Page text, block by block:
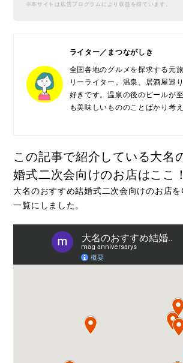
※本サイトは広告プログラムにより収益を得ています。
ライター／まつながしき
全国各地のグルメを探求する元
リーライター。温泉、居酒屋巡
好きです。温泉の後のビールが
も美味しいもののことばかり考
この記事で紹介している大名
婚式二次会向けのお店はここ！
大名のおすすめ結婚式二次会向けのお店
一覧にしました。